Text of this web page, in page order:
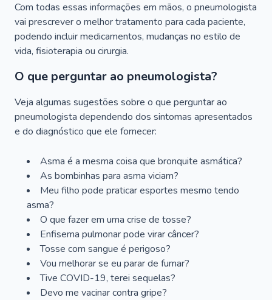
Com todas essas informações em mãos, o pneumologista
vai prescrever o melhor tratamento para cada paciente,
podendo incluir medicamentos, mudanças no estilo de
vida, fisioterapia ou cirurgia.
O que perguntar ao pneumologista?
Veja algumas sugestões sobre o que perguntar ao
pneumologista dependendo dos sintomas apresentados
e do diagnóstico que ele fornecer:
Asma é a mesma coisa que bronquite asmática?
As bombinhas para asma viciam?
Meu filho pode praticar esportes mesmo tendo
asma?
O que fazer em uma crise de tosse?
Enfisema pulmonar pode virar câncer?
Tosse com sangue é perigoso?
Vou melhorar se eu parar de fumar?
Tive COVID-19, terei sequelas?
Devo me vacinar contra gripe?